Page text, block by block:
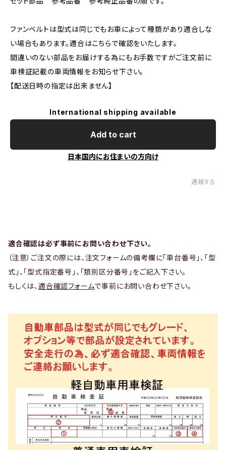
ファンベルトは型式は同じでもお車によって種類があり適合しな
い場合もあります。適合はこちらで確認をいたします。
間違いのない部品をお届けする為にもお手数ですがご注文前に
車検証記載の車両情報をお知らせ下さい。
【配送日時の指定は出来ません】
International shipping available
Add to cart
日本国内にお住まいの方向け
通報する
適合確認は必ず事前にお問い合わせ下さい。
（注意）ご注文の際には、注文フォームの備考欄に「車台番号」、「型
式」、「型式指定番号」、「類別区分番号」をご記入下さい。
もしくは、 適合確認フォームで事前にお問い合わせ下さい。